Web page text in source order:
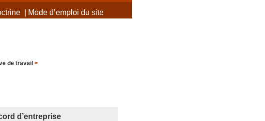
| Mode d’emploi du site
de travail >
d’entreprise